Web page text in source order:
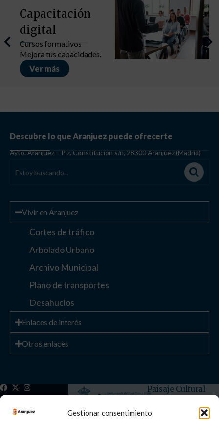
Gestionar consentimiento
Capacitación
digital
Cursos formativos
Mejora tus capacidades.
Ver más
Descubre lo que Aranjuez puede ofrecerte
Ayto. Aranjuez – Plz. Constitución s/n, 28300 Aranjuez (Madrid)
Vivir en Aranjuez
Cortes de tráfico
Arbolado Urbano
Archivo Municipal
Plano de transportes
Desahucios
Enlaces de interés
Otros enlaces
Paisaje Cultural